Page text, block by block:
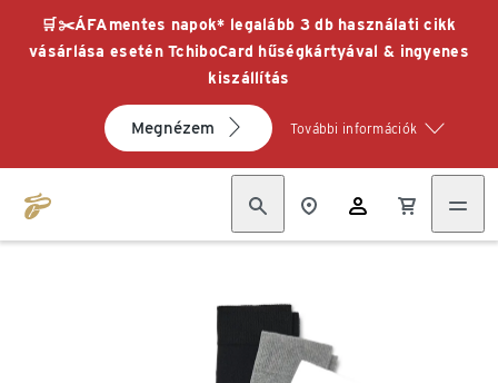
🛒✂️ÁFAmentes napok* legalább 3 db használati cikk
vásárlása esetén TchiboCard hűségkártyával & ingyenes
kiszállítás
Megnézem További információk